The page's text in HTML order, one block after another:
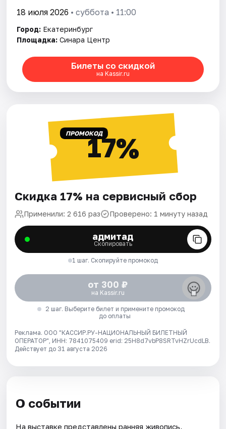
18 июля 2026 • суббота • 11:00
Город: Екатеринбург
Площадка: Синара Центр
Билеты со скидкой
на Kassir.ru
ПРОМОКОД17%
Скидка 17% на сервисный сбор
Применили: 2 616 раз Проверено: 1 минуту назад
адмитад
Скопировать
1 шаг. Скопируйте промокод
от 300 ₽
на Kassir.ru
2 шаг. Выберите билет и примените промокод
до оплаты
Реклама. ООО "КАССИР.РУ-НАЦИОНАЛЬНЫЙ БИЛЕТНЫЙ
ОПЕРАТОР", ИНН: 7841075409 erid: 25H8d7vbP8SRTvHZrUcdLB.
Действует до 31 августа 2026
О событии
На выставке представлены ранняя живопись,